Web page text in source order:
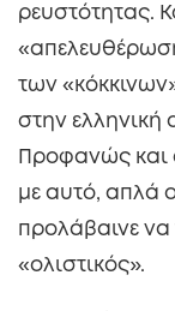
ρευστότητας.
των
στην ελληνική
Προφανώς και
με αυτό, απλά
προλάβαινε
«ολιστικός».